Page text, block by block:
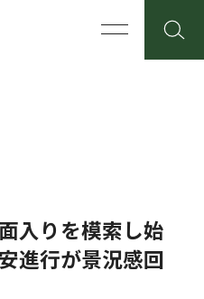
入りを模索し始
進行が景況感回